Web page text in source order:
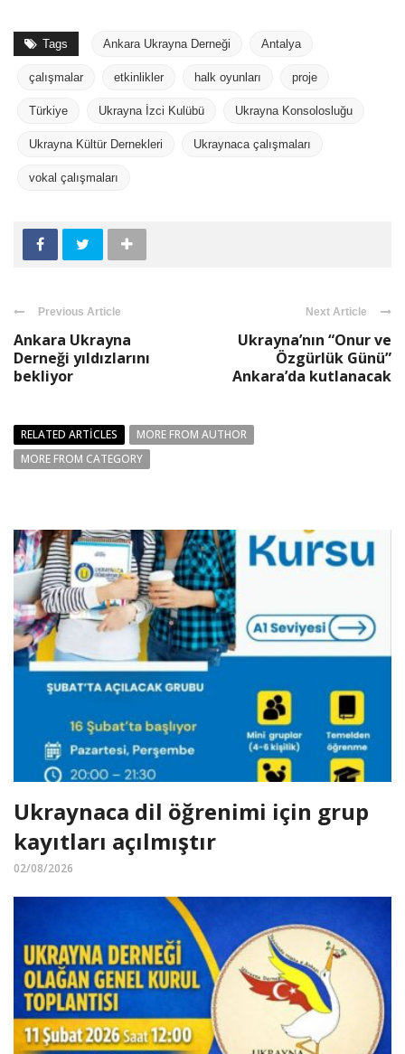
Tags Ankara Ukrayna Derneği Antalya
çalışmalar etkinlikler halk oyunları proje
Türkiye Ukrayna İzci Kulübü Ukrayna Konsolosluğu
Ukrayna Kültür Dernekleri Ukraynaca çalışmaları
vokal çalışmaları
Previous Article
Ankara Ukrayna
Derneği yıldızlarını
bekliyor
Next Article
Ukrayna’nın “Onur ve
Özgürlük Günü”
Ankara’da kutlanacak
RELATED ARTICLES
MORE FROM AUTHOR
MORE FROM CATEGORY
Ukraynaca dil öğrenimi için grup
kayıtları açılmıştır
02/08/2026